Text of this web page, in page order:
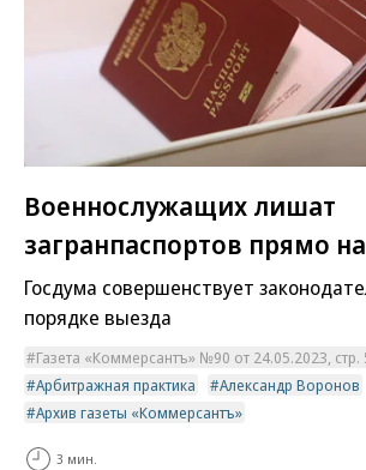
Военнослужащих лишат
загранпаспортов прямо
Госдума совершенствует
порядке выезда
Газета «Коммерсантъ» №90 от 24.05.2023, стр.
Арбитражная практика
Александр Воронов
Архив газеты «Коммерсантъ»
3 мин.